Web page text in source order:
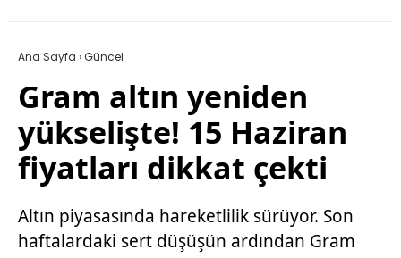
Ana Sayfa ›Güncel
Gram altın yeniden
yükselişte! 15 Haziran
fiyatları dikkat çekti
Altın piyasasında hareketlilik sürüyor. Son
haftalardaki sert düşüşün ardından Gram